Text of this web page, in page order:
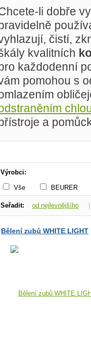
li dobře
čistí,
kvalitních
každodenní
pomohou s
a
Výrobci:
Vše BEURER
Seřadit: od nejlevnějšího
Bělení zubů WHITE LIGHT